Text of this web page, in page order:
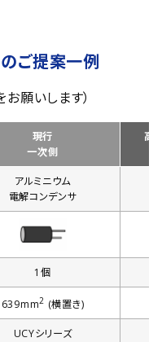
ご提案一例
願いします）
現行
一次側
高
アルミニウム
電解コンデンサ
1個
639mm2 (横置き)
UCYシリーズ